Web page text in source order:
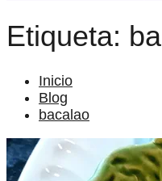
Etiqueta:
Inicio
Blog
bacalao